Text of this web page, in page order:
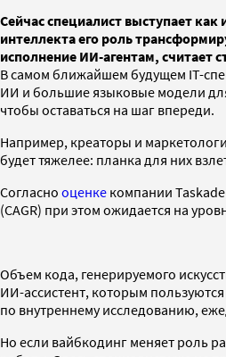
Сейчас специалист выступает
интеллекта его роль
исполнение ИИ-агентам, считает
В самом ближайшем будущем IT-
ИИ и большие языковые модели
чтобы оставаться на шаг впереди.
Например, креаторы и
будет тяжелее: планка для них
Согласно оценке компании
(CAGR) при этом ожидается на
Объем кода, генерируемого
ИИ-ассистент, которым
по внутреннему исследованию,
Но если вайбкодинг меняет роль